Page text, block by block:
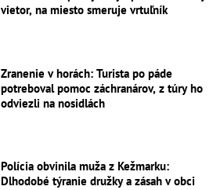
vietor, na miesto smeruje vrtuľník
Zranenie v horách: Turista po páde
potreboval pomoc záchranárov, z túry ho
odviezli na nosidlách
Polícia obvinila muža z Kežmarku:
Dlhodobé týranie družky a zásah v obci